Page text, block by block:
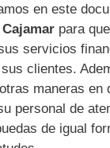
en este
para
servicios
clientes.
maneras en
personal de
de igual